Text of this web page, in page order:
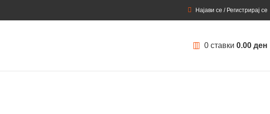
Најави се / Регистрирај се
0 ставки 0.00 ден